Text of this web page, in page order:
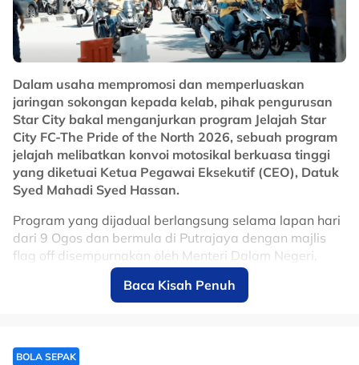
Dalam usaha mempromosi dan memperluaskan
jaringan sokongan kepada kelab, pihak pengurusan
Star City bakal menganjurkan program Jelajah Star
City FC-The Pride of the North 2026, sebuah program
jelajah melibatkan konvoi motosikal berkuasa tinggi
yang diketuai Ketua Pegawai Eksekutif (CEO), Datuk
Syed Mahadi Syed Hassan.
Program yang dijadual berlangsung selama lapan hari
dari 9 Ogos dan bermula di Putrajaya dengan majlis
flag off disempurnakan oleh Menteri Dalam Negeri,
Datuk Seri Saifuddin Nasution Ismail, sebelum
perjalanan diteruskan merentasi beberapa buah negeri
jelajah ini merupakan sebahagian daripada inisiatif
Baca Kisah Penuh
BOLA SEPAK